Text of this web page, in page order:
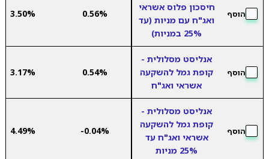
הוסף
חיסכון פלוס אשראי
ואג"ח עם מניות (עד
25% במניות)
0.56%
3.50%
הוסף
אנליסט מסלולית -
קופת גמל להשקעה
אשראי ואג"ח
0.54%
3.17%
הוסף
אנליסט מסלולית -
קופת גמל להשקעה
אשראי ואג"ח עד
25% מניות
-0.04%
4.49%